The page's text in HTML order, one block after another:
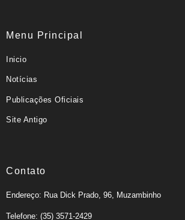
Menu Principal
Inicio
Notícias
Publicações Oficiais
Site Antigo
Contato
Endereço: Rua Dick Prado, 96, Muzambinho
Telefone: (35) 3571-2429